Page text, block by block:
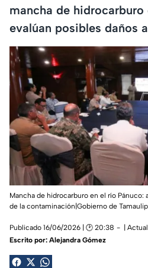
mancha de
evalúan posibles daños
Mancha de hidrocarburo en el río Pánuco:
de la contaminación|Gobierno de
Publicado 16/06/2026 | 🕑 20:38 |
Escrito por: Alejandra Gómez